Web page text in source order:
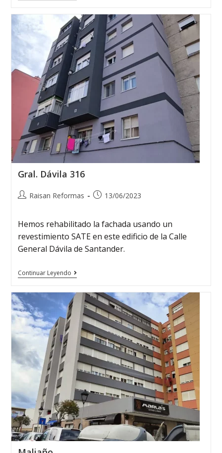
Gral. Dávila 316
Raisan Reformas 13/06/2023
Hemos rehabilitado la fachada usando un
revestimiento SATE en este edificio de la Calle
General Dávila de Santander.
Continuar Leyendo